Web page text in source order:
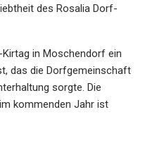
des Rosalia Dorf-
in Moschendorf ein
das die Dorfgemeinschaft
sorgte. Die
kommenden Jahr ist